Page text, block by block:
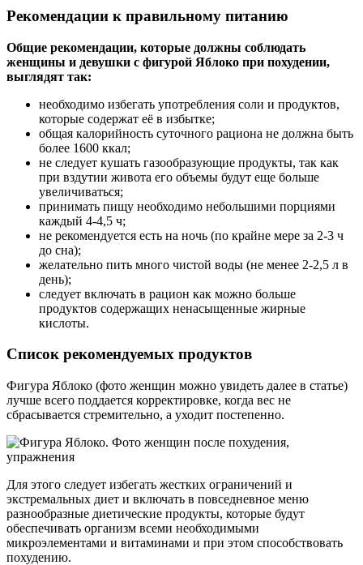
Рекомендации к правильному питанию
Общие рекомендации, которые должны соблюдать
женщины и девушки с фигурой Яблоко при похудении,
выглядят так:
необходимо избегать употребления соли и продуктов,
которые содержат её в избытке;
общая калорийность суточного рациона не должна быть
более 1600 ккал;
не следует кушать газообразующие продукты, так как
при вздутии живота его объемы будут еще больше
увеличиваться;
принимать пищу необходимо небольшими порциями
каждый 4-4,5 ч;
не рекомендуется есть на ночь (по крайне мере за 2-3 ч
до сна);
желательно пить много чистой воды (не менее 2-2,5 л в
день);
следует включать в рацион как можно больше
продуктов содержащих ненасыщенные жирные
кислоты.
Список рекомендуемых продуктов
Фигура Яблоко (фото женщин можно увидеть далее в статье)
лучше всего поддается корректировке, когда вес не
сбрасывается стремительно, а уходит постепенно.
Для этого следует избегать жестких ограничений и
экстремальных диет и включать в повседневное меню
разнообразные диетические продукты, которые будут
обеспечивать организм всеми необходимыми
микроэлементами и витаминами и при этом способствовать
похудению.